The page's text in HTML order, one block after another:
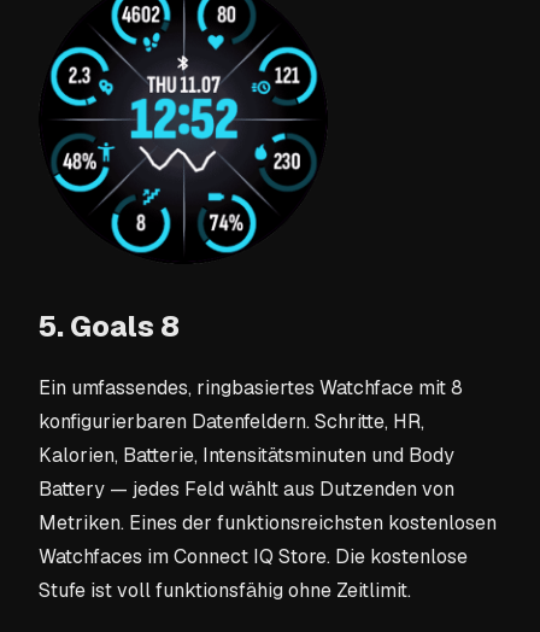
5. Goals 8
Ein umfassendes, ringbasiertes Watchface mit 8
konfigurierbaren Datenfeldern. Schritte, HR,
Kalorien, Batterie, Intensitätsminuten und Body
Battery — jedes Feld wählt aus Dutzenden von
Metriken. Eines der funktionsreichsten kostenlosen
Watchfaces im Connect IQ Store. Die kostenlose
Stufe ist voll funktionsfähig ohne Zeitlimit.